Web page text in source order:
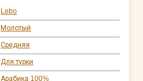
Lebo
Молотый
Средняя
Для турки
Арабика 100%